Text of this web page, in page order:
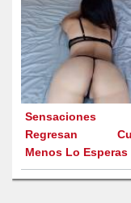
Sensaciones
Regresan
Menos Lo Esperas